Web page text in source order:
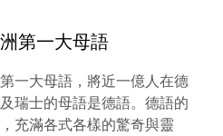
第一大母語
一大母語，將近一億人在德
瑞士的母語是德語。德語的
充滿各式各樣的驚奇與靈